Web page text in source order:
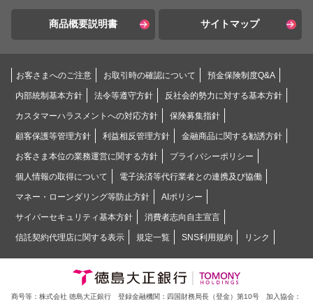
商品概要説明書 サイトマップ
お客さまへのご注意 お取引時の確認について 預金保険制度Q&A
内部統制基本方針 法令等遵守方針 反社会的勢力に対する基本方針
カスタマーハラスメントへの対応方針 保険募集指針
顧客保護等管理方針 利益相反管理方針 金融商品に関する勧誘方針
お客さま本位の業務運営に関する方針 プライバシーポリシー
個人情報の取得について 電子決済等代行業者との連携及び協働
マネー・ローンダリング等防止方針 AIポリシー
サイバーセキュリティ基本方針 消費者志向自主宣言
信託契約代理店に関する表示 規定一覧 SNS利用規約 リンク
商号等：株式会社 徳島大正銀行 登録金融機関：四国財務局長（登金）第10号 加入協会：